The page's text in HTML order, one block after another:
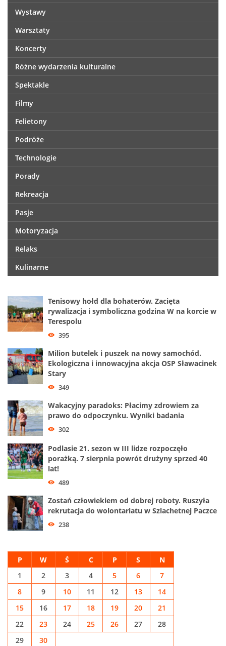
Wystawy
Warsztaty
Koncerty
Różne wydarzenia kulturalne
Spektakle
Filmy
Felietony
Podróże
Technologie
Porady
Rekreacja
Pasje
Motoryzacja
Relaks
Kulinarne
Tenisowy hołd dla bohaterów. Zacięta
rywalizacja i symboliczna godzina W na korcie w
Terespolu
395
Milion butelek i puszek na nowy samochód.
Ekologiczna i innowacyjna akcja OSP Sławacinek
Stary
349
Wakacyjny paradoks: Płacimy zdrowiem za
prawo do odpoczynku. Wyniki badania
302
Podlasie 21. sezon w III lidze rozpoczęło
porażką. 7 sierpnia powrót drużyny sprzed 40
lat!
489
Zostań człowiekiem od dobrej roboty. Ruszyła
rekrutacja do wolontariatu w Szlachetnej Paczce
238
P W Ś C P S N
1 2 3 4 5 6
7
8
9 10 11 12 13
14
15
16 17 18 19 20
21
22
23 24 25 26 27
28
29
30